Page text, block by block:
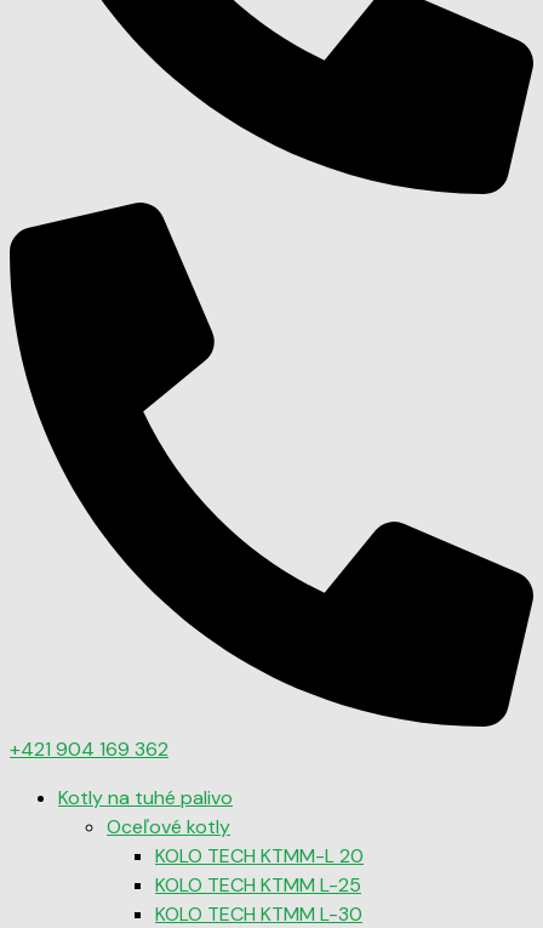
+421 904 169 362
Kotly na tuhé palivo
Oceľové kotly
KOLO TECH KTMM-L 20
KOLO TECH KTMM L-25
KOLO TECH KTMM L-30